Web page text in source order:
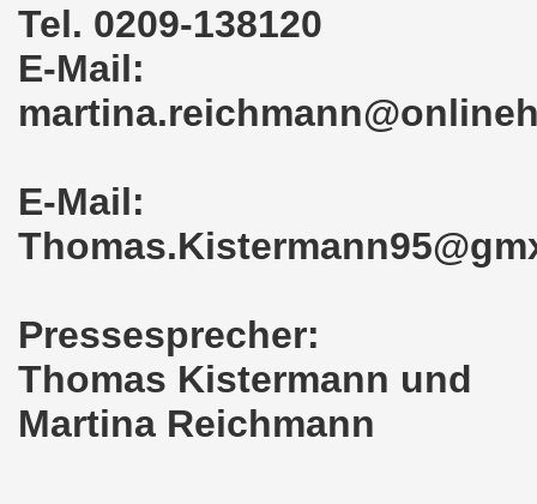
Tel. 0209-138120
E-Mail:
E-Mail:
Pressesprecher:
Thomas Kistermann und
Martina Reichmann
gestorben - Nachruf der Koordinierungsgruppe
gegen Kundgebung und gegen Frank Oettler
durch die Innenstädte von Stuttgart, von Erfurt
und von Martina Reichmann: Gelungenes Fest
Bewegung - feier am 11.09.2023 um 17.30 Uhr auf